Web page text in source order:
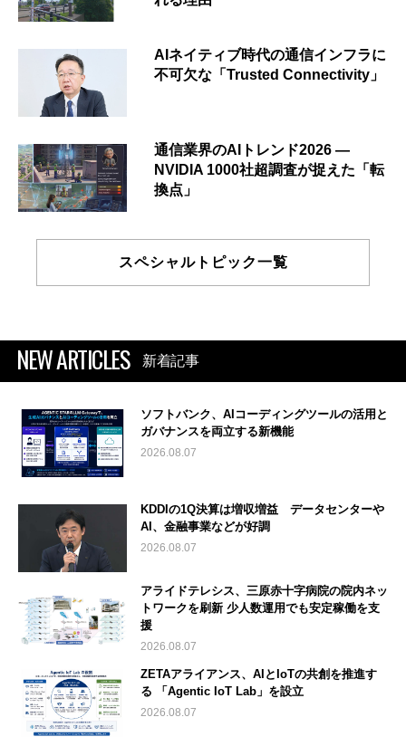
AIネイティブ時代の通信インフラに
不可欠な「Trusted Connectivity」
通信業界のAIトレンド2026 ―
NVIDIA 1000社超調査が捉えた「転
換点」
スペシャルトピック一覧
NEW ARTICLES 新着記事
ソフトバンク、AIコーディングツールの活用と
ガバナンスを両立する新機能
2026.08.07
KDDIの1Q決算は増収増益 データセンターや
AI、金融事業などが好調
2026.08.07
アライドテレシス、三原赤十字病院の院内ネッ
トワークを刷新 少人数運用でも安定稼働を支
援
2026.08.07
ZETAアライアンス、AIとIoTの共創を推進す
る 「Agentic IoT Lab」を設立
2026.08.07